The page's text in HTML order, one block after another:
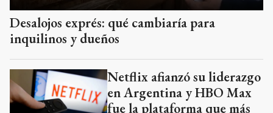
Desalojos exprés: qué cambiaría para
inquilinos y dueños
Netflix afianzó su liderazgo
en Argentina y HBO Max
fue la plataforma que más